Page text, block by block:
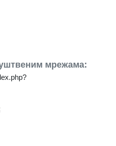
мрежама: